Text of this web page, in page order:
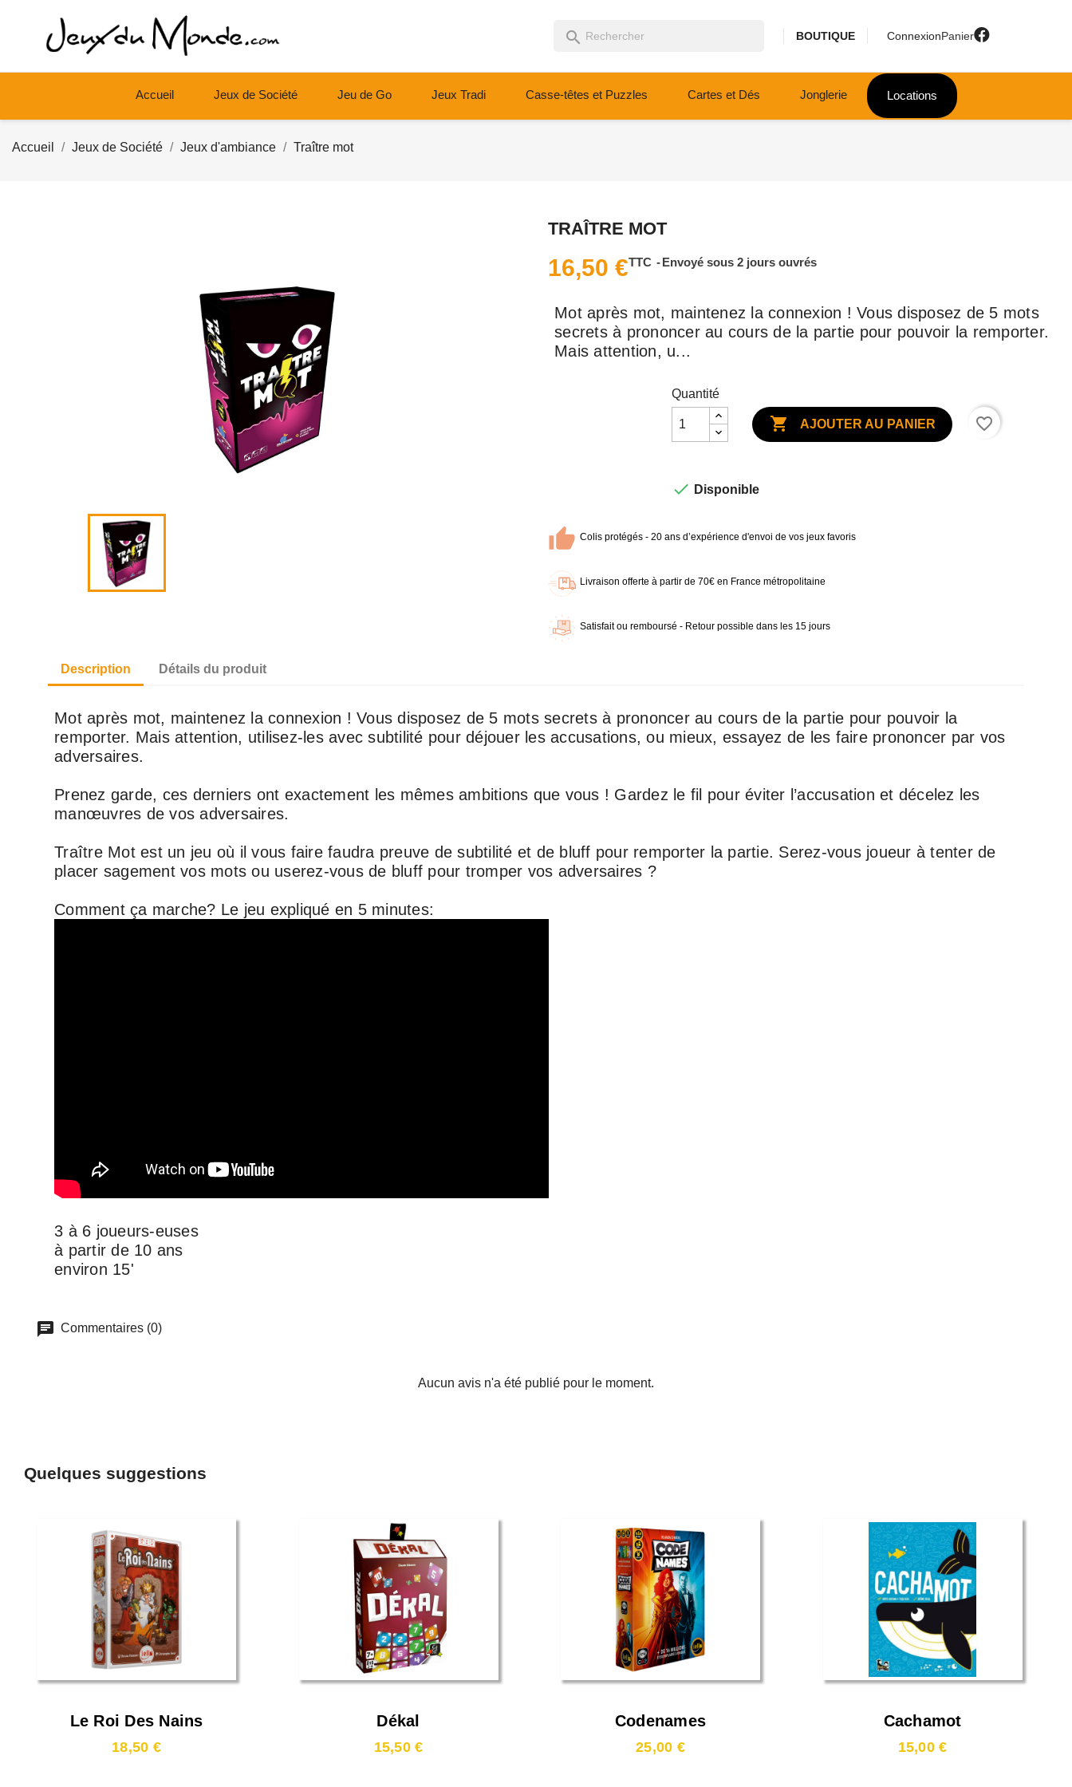
search BOUTIQUE ConnexionPanier
Accueil Jeux de Société Jeu de Go Jeux Tradi Casse-têtes et Puzzles Cartes et Dés Jonglerie Locations
Accueil Jeux de Société Jeux d'ambiance Traître mot
TRAÎTRE MOT
16,50 €TTC Envoyé sous 2 jours ouvrés
Mot après mot, maintenez la connexion ! Vous disposez de 5 mots
secrets à prononcer au cours de la partie pour pouvoir la remporter.
Mais attention, u...
Quantité
 AJOUTER AU PANIER favorite_border
 Disponible
Colis protégés - 20 ans d’expérience d'envoi de vos jeux favoris
Livraison offerte à partir de 70€ en France métropolitaine
Satisfait ou remboursé - Retour possible dans les 15 jours
Description Détails du produit
Mot après mot, maintenez la connexion ! Vous disposez de 5 mots secrets à prononcer au cours de la partie pour pouvoir la
remporter. Mais attention, utilisez-les avec subtilité pour déjouer les accusations, ou mieux, essayez de les faire prononcer par vos
adversaires.
Prenez garde, ces derniers ont exactement les mêmes ambitions que vous ! Gardez le fil pour éviter l’accusation et décelez les
manœuvres de vos adversaires.
Traître Mot est un jeu où il vous faire faudra preuve de subtilité et de bluff pour remporter la partie. Serez-vous joueur à tenter de
placer sagement vos mots ou userez-vous de bluff pour tromper vos adversaires ?
Comment ça marche? Le jeu expliqué en 5 minutes:
3 à 6 joueurs-euses
à partir de 10 ans
environ 15'
Commentaires (0)
Aucun avis n'a été publié pour le moment.
Quelques suggestions
Le Roi Des Nains
18,50 €
Dékal
15,50 €
Codenames
25,00 €
Cachamot
15,00 €